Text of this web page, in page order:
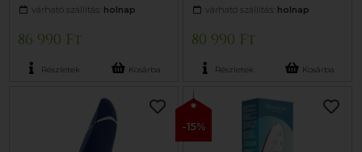
várható szállítás: holnap
86 990 Ft
Részletek Kosárba
várható szállítás: holnap
80 990 Ft
Részletek Kosárba
-15%